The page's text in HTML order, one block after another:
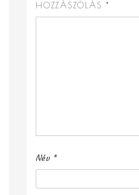
HOZZÁSZÓLÁS *
Név *